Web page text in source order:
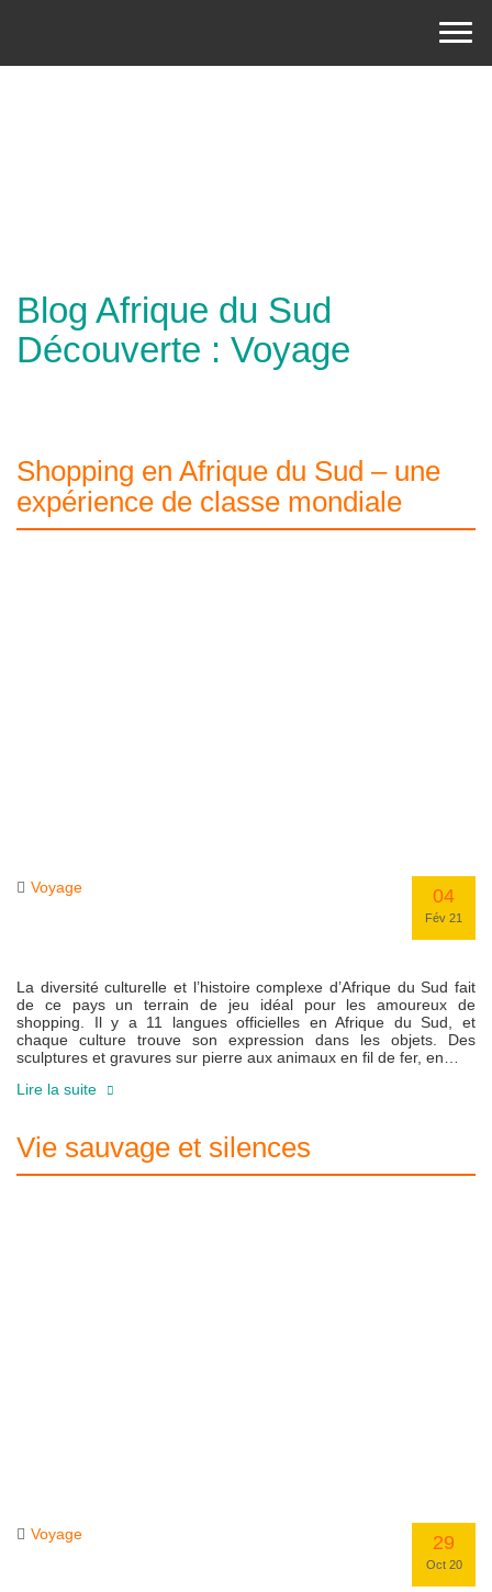
Blog Afrique du Sud
Découverte : Voyage
Shopping en Afrique du Sud – une
expérience de classe mondiale
Voyage 04
Fév 21
La diversité culturelle et l’histoire complexe d’Afrique du Sud fait
de ce pays un terrain de jeu idéal pour les amoureux de
shopping. Il y a 11 langues officielles en Afrique du Sud, et
chaque culture trouve son expression dans les objets. Des
sculptures et gravures sur pierre aux animaux en fil de fer, en…
Lire la suite
Vie sauvage et silences
Voyage 29
Oct 20